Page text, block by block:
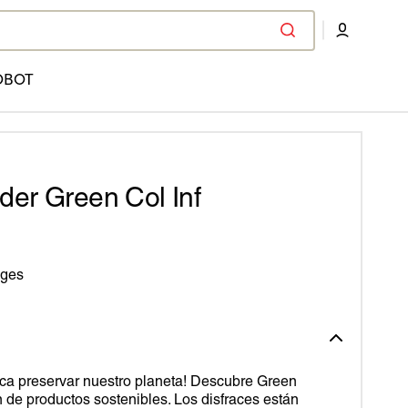
Green Col Inf
preservar nuestro planeta! Descubre Green
productos sostenibles. Los disfraces están